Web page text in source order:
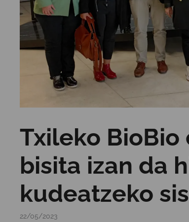
Txileko BioBio
bisita izan da
kudeatzeko
22/05/2023